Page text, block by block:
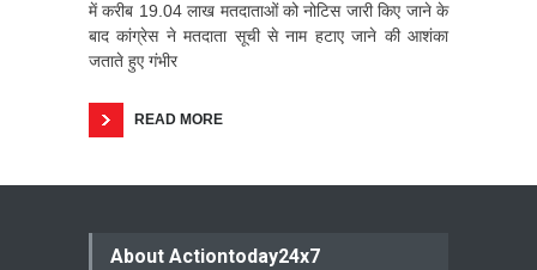
में करीब 19.04 लाख मतदाताओं को नोटिस जारी किए जाने के
बाद कांग्रेस ने मतदाता सूची से नाम हटाए जाने की आशंका
जताते हुए गंभीर
READ MORE
About Actiontoday24x7